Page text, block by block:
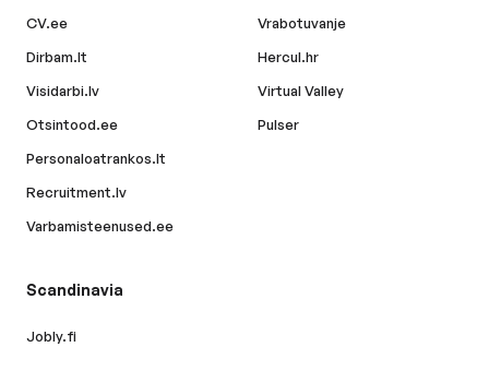
CV.ee
Dirbam.lt
Visidarbi.lv
Otsintood.ee
Personaloatrankos.lt
Recruitment.lv
Varbamisteenused.ee
Vrabotuvanje
Hercul.hr
Virtual Valley
Pulser
Scandinavia
Jobly.fi